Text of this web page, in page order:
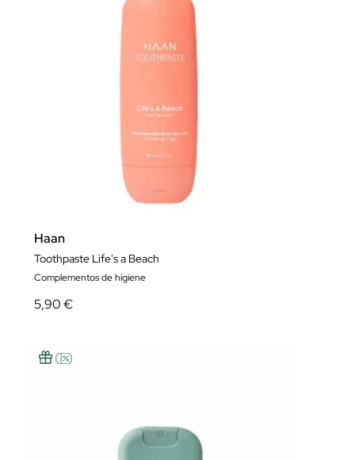
Haan
Toothpaste Life's a Beach
Complementos de higiene
5,90 €